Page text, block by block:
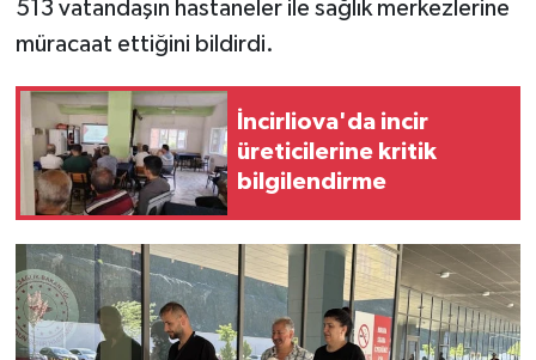
513 vatandaşın hastaneler ile sağlık merkezlerine
müracaat ettiğini bildirdi.
İncirliova'da incir
üreticilerine kritik
bilgilendirme